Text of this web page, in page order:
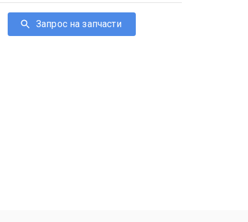
Запрос на запчасти